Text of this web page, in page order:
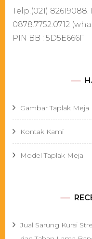
Telp.(021) 82619088.
0878.7752.0712
PIN BB : 5D5E666F
Gambar Taplak Meja
Kontak Kami
Model Taplak Meja
Jual Sarung Kursi